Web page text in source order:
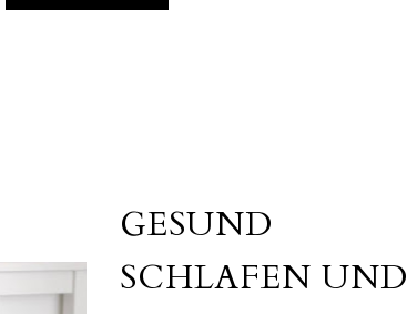
GESUND
SCHLAFEN UND